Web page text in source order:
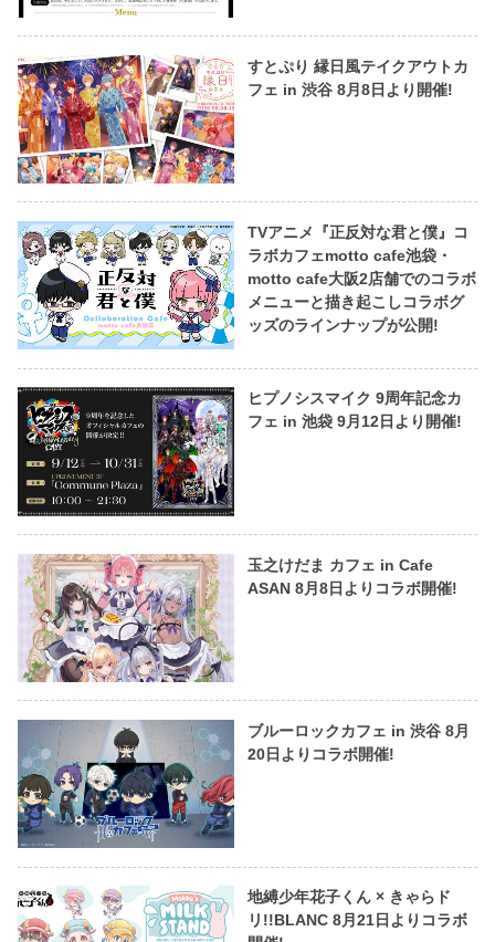
すとぷり 縁日風テイクアウトカ
フェ in 渋谷 8月8日より開催!
TVアニメ『正反対な君と僕』コ
ラボカフェmotto cafe池袋・
motto cafe大阪2店舗でのコラボ
メニューと描き起こしコラボグ
ッズのラインナップが公開!
ヒプノシスマイク 9周年記念カ
フェ in 池袋 9月12日より開催!
玉之けだま カフェ in Cafe
ASAN 8月8日よりコラボ開催!
ブルーロックカフェ in 渋谷 8月
20日よりコラボ開催!
地縛少年花子くん × きゃらド
リ!!BLANC 8月21日よりコラボ